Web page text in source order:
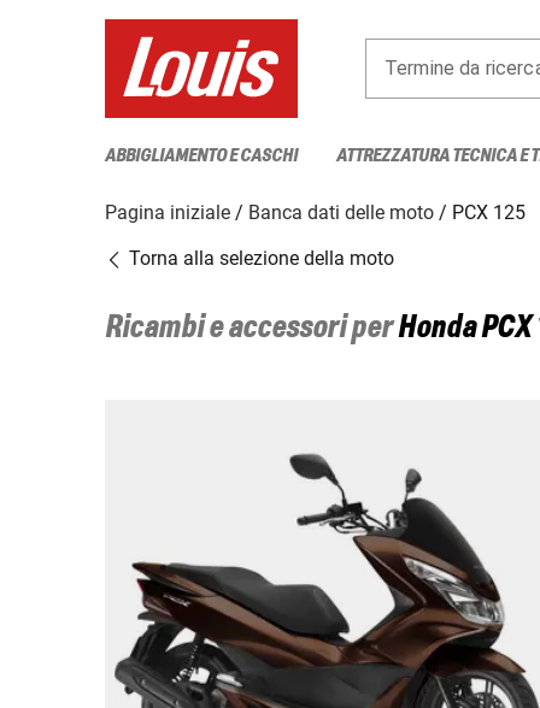
Termine da
ABBIGLIAMENTO E CASCHI ATTREZZATURA TECNICA E
Pagina iniziale Banca dati delle moto
PCX 125
Torna alla selezione della moto
Ricambi e accessori perHondaPCX